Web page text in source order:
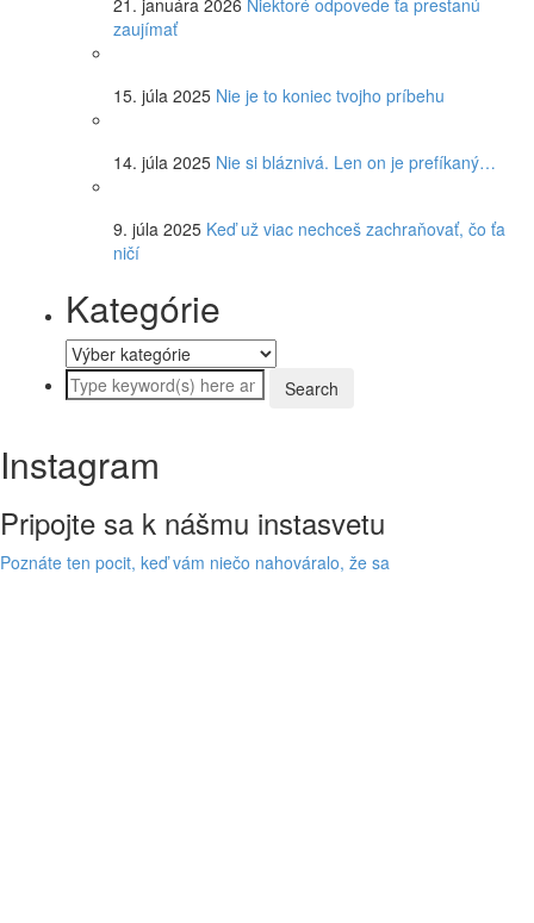
zaujímať
15. júla 2025 Nie je to koniec tvojho príbehu
14. júla 2025 Nie si bláznivá. Len on je prefíkaný…
9. júla 2025 Keď už viac nechceš zachraňovať, čo ťa
ničí
Kategórie
Instagram
Pripojte sa k nášmu instasvetu
Poznáte ten pocit, keď vám niečo nahováralo, že sa